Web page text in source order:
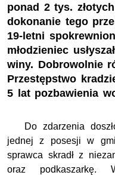
ponad 2 tys.
dokonanie tego
19-letni
młodzieniec
winy. Dobrowolnie
Przestępstwo
5 lat pozbawienia
Do zdarzenia
jednej z posesji w
sprawca skradł z
oraz podkaszarkę.